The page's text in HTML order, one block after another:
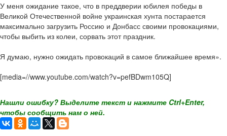
У меня ожидание такое, что в преддверии юбилея победы в
Великой Отечественной войне украинская хунта постарается
максимально загрузить Россию и Донбасс своими провокациями,
чтобы выбить из колеи, сорвать этот праздник.
Я думаю, нужно ожидать провокаций в самое ближайшее время».
[media=//www.youtube.com/watch?v=pefBDwm105Q]
Нашли ошибку? Выделите текст и нажмите Ctrl+Enter,
чтобы сообщить нам о ней.